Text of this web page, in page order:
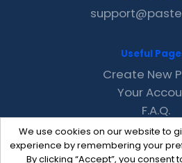
We use cookies on our website to
experience by remembering your
By clicking “Accept”, you consent
Useful
Create New
Your
F.A.Q.
Recent
Contact